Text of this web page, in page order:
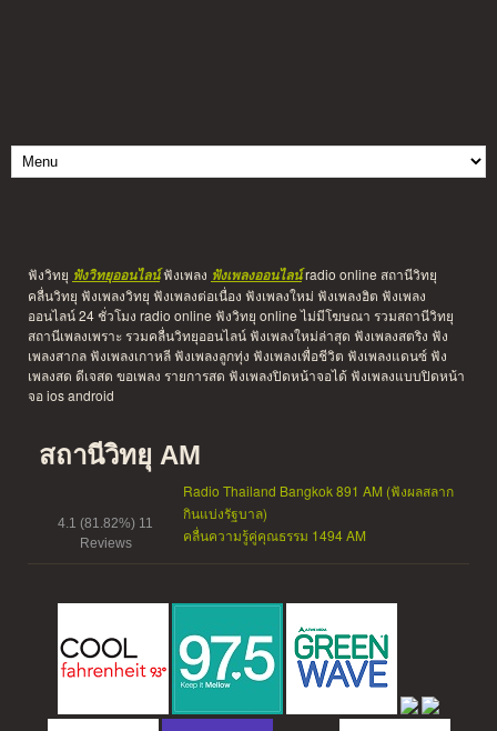
ฟังวิทยุ ฟังวิทยุออนไลน์ฟังเพลง ฟังเพลงออนไลน์radio online สถานีวิทยุ
คลื่นวิทยุ ฟังเพลงวิทยุ ฟังเพลงต่อเนื่อง ฟังเพลงใหม่ ฟังเพลงฮิต ฟังเพลง
ออนไลน์ 24 ชั่วโมง radio online ฟังวิทยุ online ไม่มีโฆษณา รวมสถานีวิทยุ
สถานีเพลงเพราะ รวมคลื่นวิทยุออนไลน์ ฟังเพลงใหม่ล่าสุด ฟังเพลงสตริง ฟัง
เพลงสากล ฟังเพลงเกาหลี ฟังเพลงลูกทุ่ง ฟังเพลงเพื่อชีวิต ฟังเพลงแดนซ์ ฟัง
เพลงสด ดีเจสด ขอเพลง รายการสด ฟังเพลงปิดหน้าจอได้ ฟังเพลงแบบปิดหน้า
จอ ios android
สถานีวิทยุ AM
4.1 (81.82%) 11
Reviews
Radio Thailand Bangkok 891 AM (ฟังผลสลาก
กินแบ่งรัฐบาล)
คลื่นความรู้คู่คุณธรรม 1494 AM